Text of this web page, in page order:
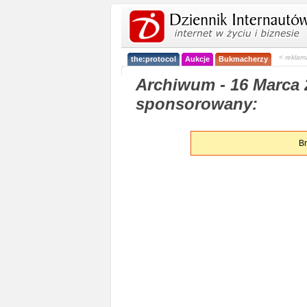
the:protocol Aukcje Bukmacherzy <
Archiwum - 16 Marca
sponsorowany: